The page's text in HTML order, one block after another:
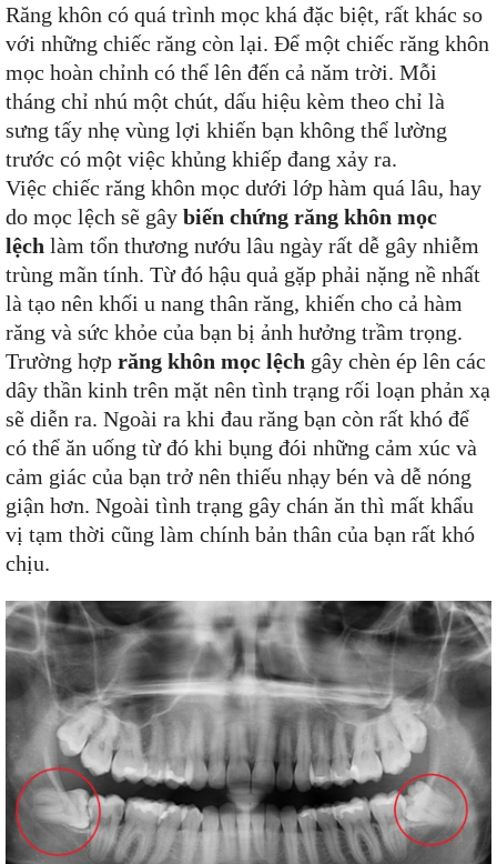
Răng khôn có quá trình mọc khá đặc biệt, rất khác so
với những chiếc răng còn lại. Để một chiếc răng khôn
mọc hoàn chỉnh có thể lên đến cả năm trời. Mỗi
tháng chỉ nhú một chút, dấu hiệu kèm theo chỉ là
sưng tấy nhẹ vùng lợi khiến bạn không thể lường
trước có một việc khủng khiếp đang xảy ra.
Việc chiếc răng khôn mọc dưới lớp hàm quá lâu, hay
do mọc lệch sẽ gây biến chứng răng khôn mọc
lệch làm tổn thương nướu lâu ngày rất dễ gây nhiễm
trùng mãn tính. Từ đó hậu quả gặp phải nặng nề nhất
là tạo nên khối u nang thân răng, khiến cho cả hàm
răng và sức khỏe của bạn bị ảnh hưởng trầm trọng.
Trường hợp răng khôn mọc lệch gây chèn ép lên các
dây thần kinh trên mặt nên tình trạng rối loạn phản xạ
sẽ diễn ra. Ngoài ra khi đau răng bạn còn rất khó để
có thể ăn uống từ đó khi bụng đói những cảm xúc và
cảm giác của bạn trở nên thiếu nhạy bén và dễ nóng
giận hơn. Ngoài tình trạng gây chán ăn thì mất khẩu
vị tạm thời cũng làm chính bản thân của bạn rất khó
chịu.